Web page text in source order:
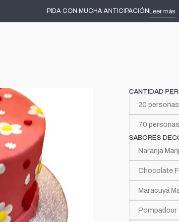
PIDA CON MUCHA ANTICIPACIÓNLeer más
Inicio Tortas decoradas Niñas Corazón y
CANTIDAD
20 personas
70 personas
SABORES
Naranja
Chocolate
Maracuyá
Pompadour